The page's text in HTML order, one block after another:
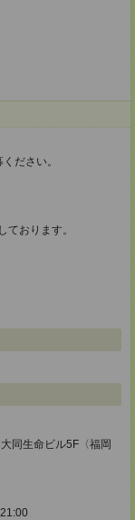
ださい。
ております。
同生命ビル5F〈福岡